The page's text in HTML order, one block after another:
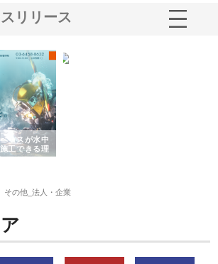
リリース
ースが水中
工できる理
その他_法人・企業